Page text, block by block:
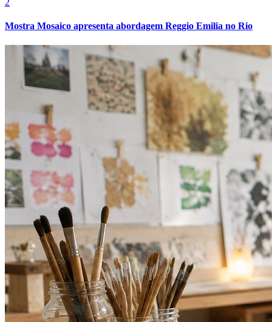
Athletico-PR
2
Mostra Mosaico apresenta abordagem Reggio Emilia no Rio